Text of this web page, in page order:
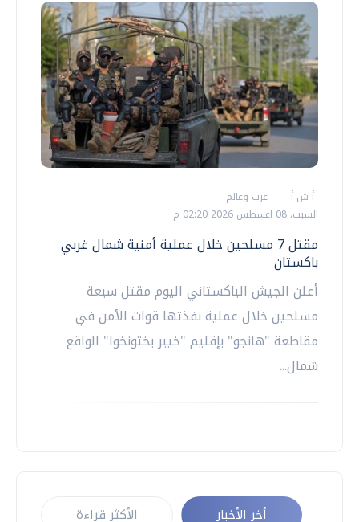
أ ش أ
عرب وعالم
السبت، 08 اغسطس 2026 02:20 م
مقتل 7 مسلحين خلال عملية أمنية شمال غربي
باكستان
أعلن الجيش الباكستاني اليوم مقتل سبعة
مسلحين خلال عملية نفذتها قوات الأمن في
مقاطعة "هانجو" بإقليم "خيبر بختونخوا" الواقع
شمال...
أخر الأخبار الأكثر قراءة